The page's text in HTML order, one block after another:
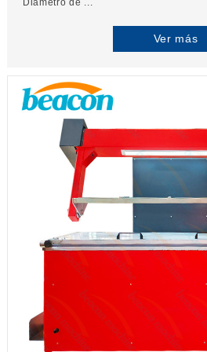
Diámetro de ...
Ver más